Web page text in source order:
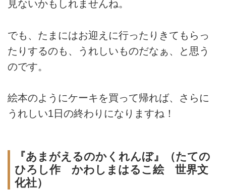
見ないかもしれませんね。
でも、たまにはお迎えに行ったりきてもらっ
たりするのも、うれしいものだなぁ、と思う
のです。
絵本のようにケーキを買って帰れば、さらに
うれしい1日の終わりになりますね！
『あまがえるのかくれんぼ』（たての
ひろし作 かわしまはるこ絵 世界文
化社）